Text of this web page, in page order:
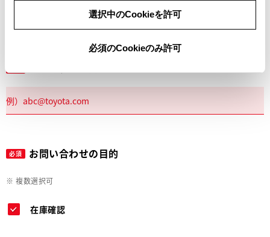
選択中のCookieを許可
必須のCookieのみ許可
必須 お問い合わせの目的
※ 複数選択可
在庫確認